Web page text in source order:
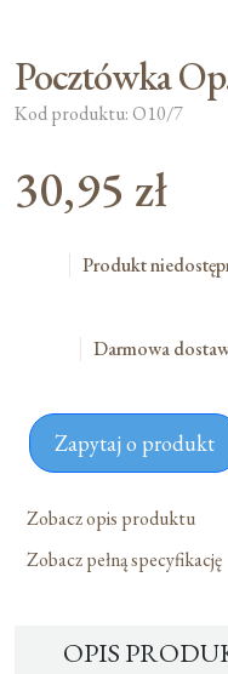
Pocztówka
Kod produktu: O10/7
30,95 zł
Produkt
Darmowa
Zapytaj o produkt
Zobacz opis produktu
Zobacz pełną specyfikację
OPIS